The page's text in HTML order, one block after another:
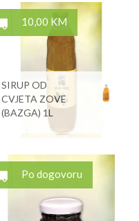
10,00 KM
SIRUP OD
CVJETA ZOVE
(BAZGA) 1L
Po dogovoru